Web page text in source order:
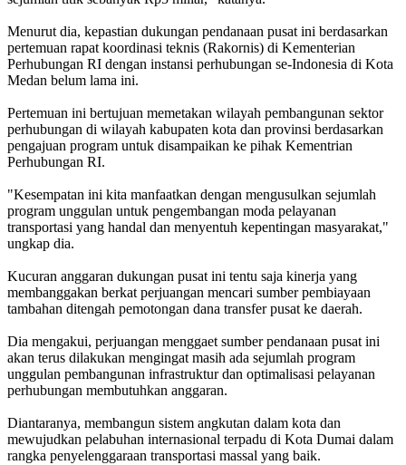
Menurut dia, kepastian dukungan pendanaan pusat ini berdasarkan
pertemuan rapat koordinasi teknis (Rakornis) di Kementerian
Perhubungan RI dengan instansi perhubungan se-Indonesia di Kota
Medan belum lama ini.
Pertemuan ini bertujuan memetakan wilayah pembangunan sektor
perhubungan di wilayah kabupaten kota dan provinsi berdasarkan
pengajuan program untuk disampaikan ke pihak Kementrian
Perhubungan RI.
"Kesempatan ini kita manfaatkan dengan mengusulkan sejumlah
program unggulan untuk pengembangan moda pelayanan
transportasi yang handal dan menyentuh kepentingan masyarakat,"
ungkap dia.
Kucuran anggaran dukungan pusat ini tentu saja kinerja yang
membanggakan berkat perjuangan mencari sumber pembiayaan
tambahan ditengah pemotongan dana transfer pusat ke daerah.
Dia mengakui, perjuangan menggaet sumber pendanaan pusat ini
akan terus dilakukan mengingat masih ada sejumlah program
unggulan pembangunan infrastruktur dan optimalisasi pelayanan
perhubungan membutuhkan anggaran.
Diantaranya, membangun sistem angkutan dalam kota dan
mewujudkan pelabuhan internasional terpadu di Kota Dumai dalam
rangka penyelenggaraan transportasi massal yang baik.